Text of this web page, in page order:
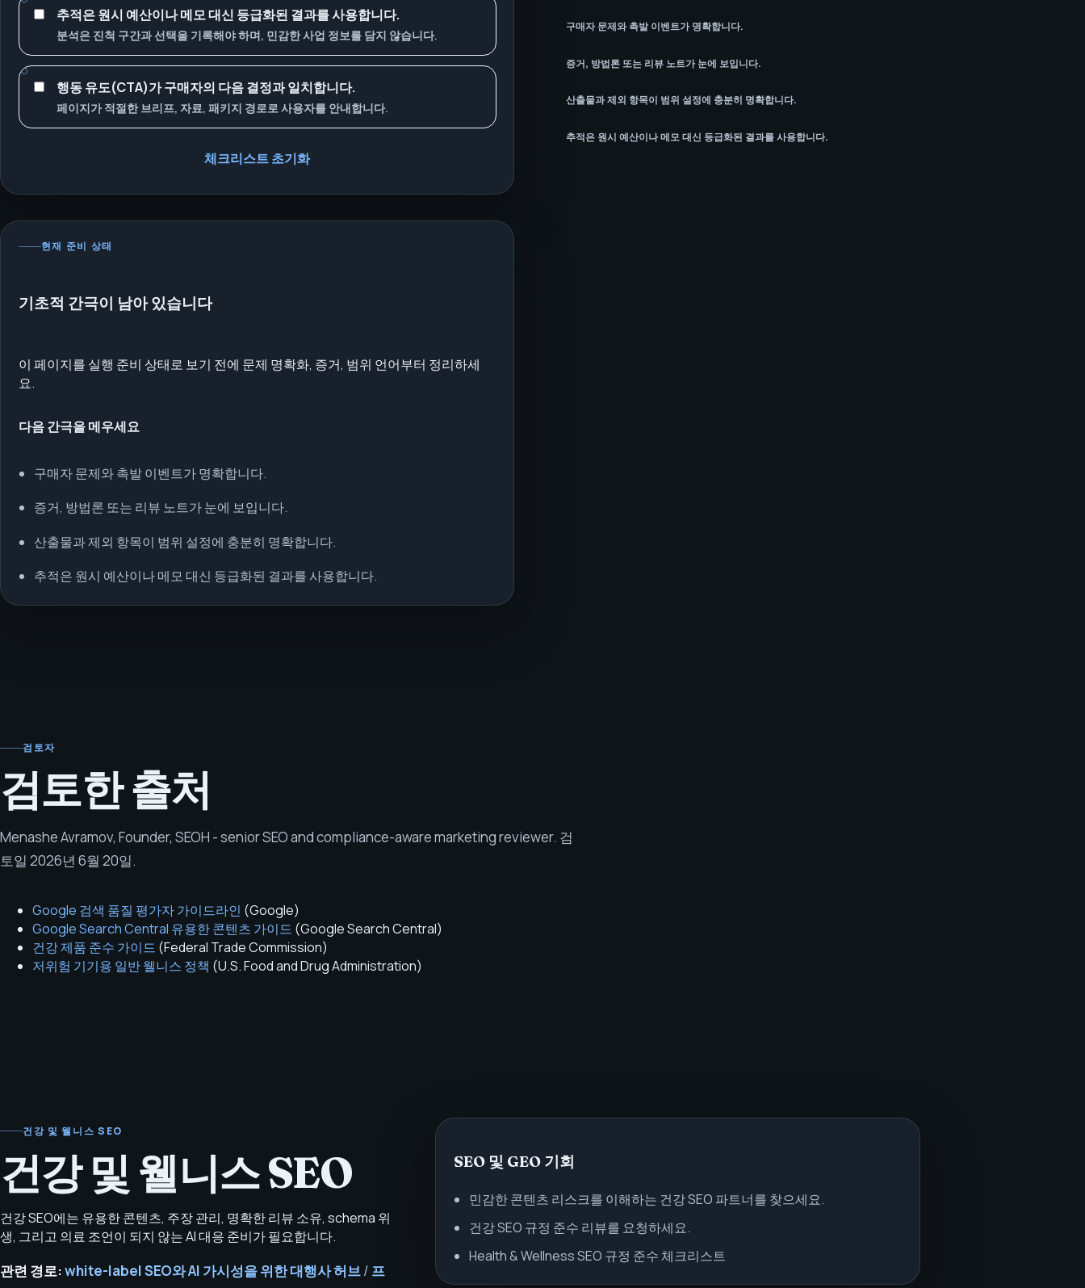
추적은 원시 예산이나 메모 대신 등급화된 결과를 사용합니다.
분석은 진척 구간과 선택을 기록해야 하며, 민감한 사업 정보를 담지 않습니다.
행동 유도(CTA)가 구매자의 다음 결정과 일치합니다.
페이지가 적절한 브리프, 자료, 패키지 경로로 사용자를 안내합니다.
체크리스트 초기화
구매자 문제와 촉발 이벤트가 명확합니다.
증거, 방법론 또는 리뷰 노트가 눈에 보입니다.
산출물과 제외 항목이 범위 설정에 충분히 명확합니다.
추적은 원시 예산이나 메모 대신 등급화된 결과를 사용합니다.
현재 준비 상태
기초적 간극이 남아 있습니다
이 페이지를 실행 준비 상태로 보기 전에 문제 명확화, 증거, 범위 언어부터 정리하세
요.
다음 간극을 메우세요
구매자 문제와 촉발 이벤트가 명확합니다.
증거, 방법론 또는 리뷰 노트가 눈에 보입니다.
산출물과 제외 항목이 범위 설정에 충분히 명확합니다.
추적은 원시 예산이나 메모 대신 등급화된 결과를 사용합니다.
검토자
검토한 출처
Menashe Avramov, Founder, SEOH - senior SEO and compliance-aware marketing reviewer. 검
토일 2026년 6월 20일.
Google 검색 품질 평가자 가이드라인 (Google)
Google Search Central 유용한 콘텐츠 가이드 (Google Search Central)
건강 제품 준수 가이드 (Federal Trade Commission)
저위험 기기용 일반 웰니스 정책 (U.S. Food and Drug Administration)
건강 및 웰니스 SEO
건강 및 웰니스 SEO
건강 SEO에는 유용한 콘텐츠, 주장 관리, 명확한 리뷰 소유, schema 위
생, 그리고 의료 조언이 되지 않는 AI 대응 준비가 필요합니다.
관련 경로:white-label SEO와 AI 가시성을 위한 대행사 허브/ 프
SEO 및 GEO 기회
민감한 콘텐츠 리스크를 이해하는 건강 SEO 파트너를 찾으세요.
건강 SEO 규정 준수 리뷰를 요청하세요.
Health & Wellness SEO 규정 준수 체크리스트